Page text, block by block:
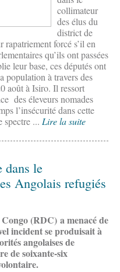
collimateur
des élus du
district de
forcé s’il en
qu’ils ont passées
leur base, ces députés ont
population à travers des
août à Isiro. Il ressort
des éleveurs nomades
l’insécurité dans cette
spectre ... Lire la suite
dans le
Angolais refugiés
(RDC) a menacé de
incident se produisait à
angolaises de
de soixante-six